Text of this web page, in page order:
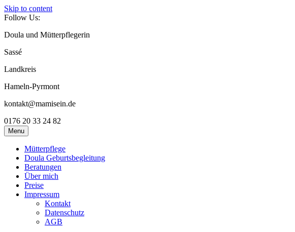
Skip to content
Follow Us:
Doula und Mütterpflegerin
Sassé
Landkreis
Hameln-Pyrmont
kontakt@mamisein.de
0176 20 33 24 82
Menu
Mütterpflege
Doula Geburtsbegleitung
Beratungen
Über mich
Preise
Impressum
Kontakt
Datenschutz
AGB